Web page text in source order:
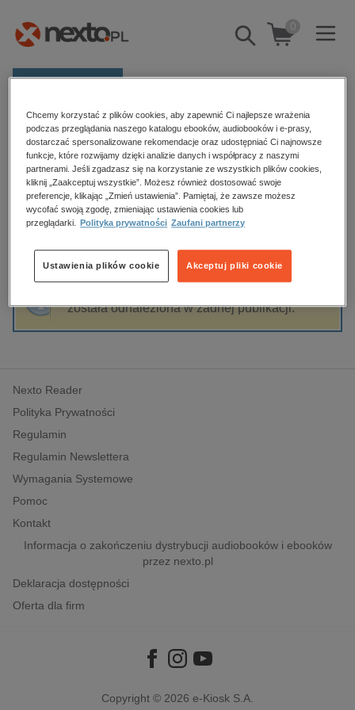
Pokaż/schowaj
wyszukiwarkę
0
Kategorie
Zobacz wszystkie E-prasa
budownictwo, aranżacja wnętrz
biznesowe, branżowe, gospodarka
dzienniki
edukacja
hobby, sport, rozrywka
komputery, internet, technologie, informatyka
polityka, społeczno-informacyjne
psychologiczne
inne
popularno-naukowe
historia
Strona główna Anna Siemińska-Lewandowska
Anna Siemińska-Lewandowska
Sortowanie Filtrowanie
została odnaleziona w żadnej publikacji.
Nexto Reader
Polityka Prywatności
Regulamin
Regulamin Newslettera
Wymagania Systemowe
Pomoc
Kontakt
Informacja o zakończeniu dystrybucji audiobooków i ebooków
przez nexto.pl
Deklaracja dostępności
Oferta dla firm
Copyright © 2026 e-Kiosk S.A.
Chcemy korzystać z plików cookies, aby zapewnić Ci najlepsze wrażenia
podczas przeglądania naszego katalogu ebooków, audiobooków i e-prasy,
dostarczać spersonalizowane rekomendacje oraz udostępniać Ci najnowsze
funkcje, które rozwijamy dzięki analizie danych i współpracy z naszymi
partnerami. Jeśli zgadzasz się na korzystanie ze wszystkich plików cookies,
kliknij „Zaakceptuj wszystkie”. Możesz również dostosować swoje
preferencje, klikając „Zmień ustawienia”. Pamiętaj, że zawsze możesz
wycofać swoją zgodę, zmieniając ustawienia cookies lub
przeglądarki.
Polityka prywatności Zaufani partnerzy
Akceptuj pliki cookie
Ustawienia plików cookie